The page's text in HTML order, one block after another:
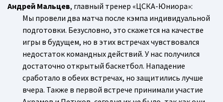
Андрей Мальцев, главный тренер «ЦСКА-Юниора»:
Мы провели два матча после кэмпа индивидуальной
подготовки. Безусловно, это скажется на качестве
игры в будущем, но в этих встречах чувствовался
недостаток командных действий. У нас получился
достаточно открытый баскетбол. Нападение
сработало в обеих встречах, но защитились лучше
вчера. Также в первой встрече принимали участие